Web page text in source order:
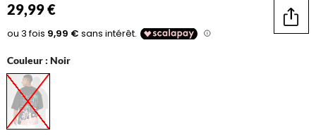
29,99 €
Couleur : Noir